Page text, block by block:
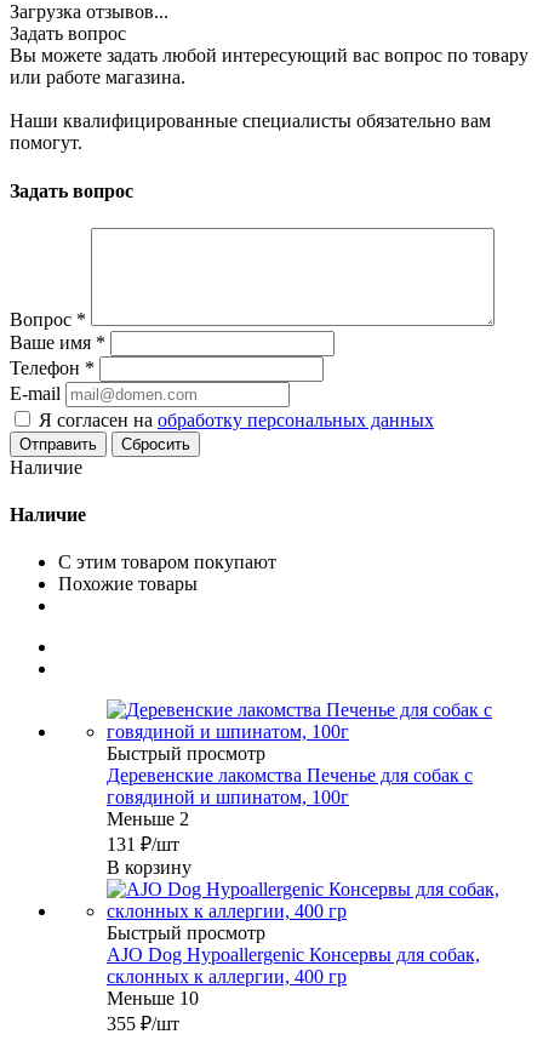
Загрузка отзывов...
Задать вопрос
Вы можете задать любой интересующий вас вопрос по товару
или работе магазина.
Наши квалифицированные специалисты обязательно вам
помогут.
Задать вопрос
Вопрос *
Ваше имя *
Телефон *
E-mail
Я согласен на обработку персональных данных
Сбросить
Наличие
Наличие
С этим товаром покупают
Похожие товары
Быстрый просмотр
Деревенские лакомства Печенье для собак с
говядиной и шпинатом, 100г
Меньше 2
131 ₽/шт
В корзину
Быстрый просмотр
AJO Dog Hypoallergenic Консервы для собак,
склонных к аллергии, 400 гр
Меньше 10
355 ₽/шт